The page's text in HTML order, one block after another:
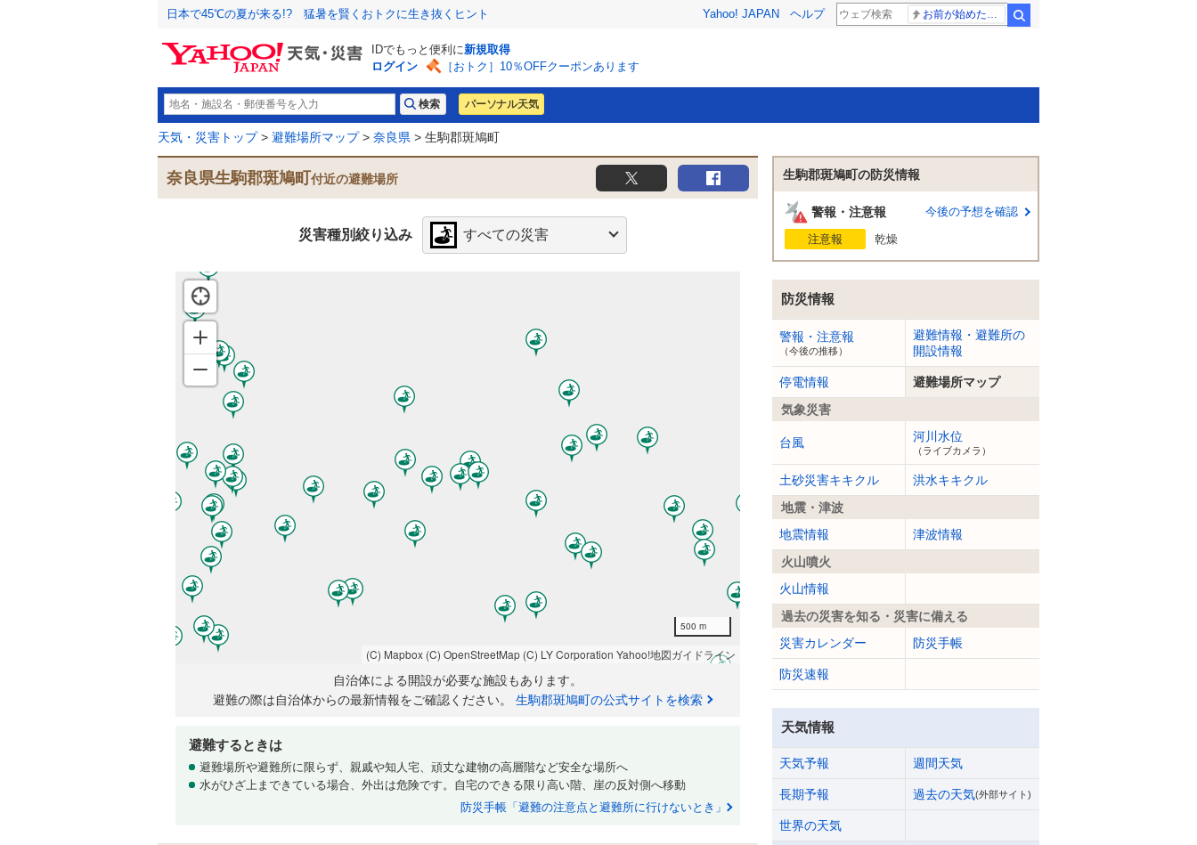
日本で45℃の夏が来る!? 猛暑を賢くおトクに生き抜くヒント Yahoo! JAPAN ヘルプ
IDでもっと便利に新規取得
ログイン
［おトク］10％OFFクーポンあります
パーソナル天気
天気・災害トップ> 避難場所マップ> 奈良県 > 生駒郡斑鳩町
奈良県生駒郡斑鳩町 付近の避難場所
災害種別絞り込み すべての災害
500 m
(C) Mapbox (C) OpenStreetMap (C) LY Corporation Yahoo!地図ガイドライン
自治体による開設が必要な施設もあります。
避難の際は自治体からの最新情報をご確認ください。 生駒郡斑鳩町の公式サイトを検索
避難するときは
避難場所や避難所に限らず、親戚や知人宅、頑丈な建物の高層階など安全な場所へ
水がひざ上まできている場合、外出は危険です。自宅のできる限り高い階、崖の反対側へ移動
防災手帳「避難の注意点と避難所に行けないとき」
生駒郡斑鳩町の防災情報
警報・注意報 今後の予想を確認
注意報 乾燥
防災情報
警報・注意報
（今後の推移）
避難情報・避難所の
開設情報
停電情報
避難場所マップ
気象災害
台風 河川水位
（ライブカメラ）
土砂災害キキクル
洪水キキクル
地震・津波
地震情報
津波情報
火山噴火
火山情報
過去の災害を知る・災害に備える
災害カレンダー
防災手帳
防災速報
天気情報
天気予報 週間天気
長期予報 過去の天気(外部サイト)
世界の天気